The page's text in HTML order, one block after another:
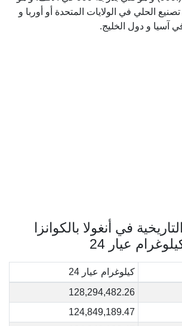
الحلي في الولايات المتحدة أو أوربا و
آسيا و دول الخليج.
في أنغولا بالكوانزا
عيار 24
كيلوغرام عيار 24
128,294,482.26
124,849,189.47